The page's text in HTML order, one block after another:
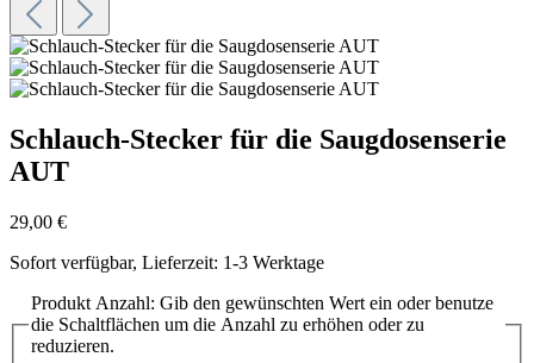
Schlauch-Stecker für die Saugdosenserie
AUT
29,00 €
Sofort verfügbar, Lieferzeit: 1-3 Werktage
Produkt Anzahl: Gib den gewünschten Wert ein oder benutze
die Schaltflächen um die Anzahl zu erhöhen oder zu
reduzieren.